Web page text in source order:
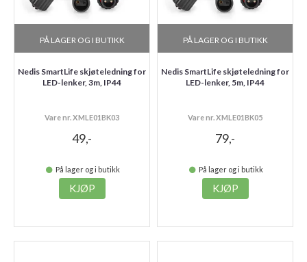
PÅ LAGER OG I BUTIKK
Nedis SmartLife skjøteledning for
LED-lenker, 3m, IP44
Vare nr. XMLE01BK03
49,-
På lager og i butikk
KJØP
PÅ LAGER OG I BUTIKK
Nedis SmartLife skjøteledning for
LED-lenker, 5m, IP44
Vare nr. XMLE01BK05
79,-
På lager og i butikk
KJØP